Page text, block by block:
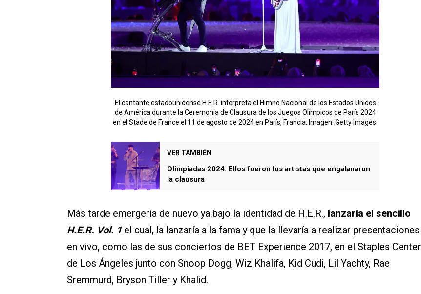
El cantante estadounidense H.E.R. interpreta el Himno Nacional de los Estados Unidos
de América durante la Ceremonia de Clausura de los Juegos Olímpicos de París 2024
en el Stade de France el 11 de agosto de 2024 en París, Francia. Imagen: Getty Images.
VER TAMBIÉN
Olimpiadas 2024: Ellos fueron los artistas que engalanaron
la clausura
Más tarde emergería de nuevo ya bajo la identidad de H.E.R., lanzaría el sencillo
H.E.R. Vol. 1el cual, la lanzaría a la fama y que la llevaría a realizar presentaciones
en vivo, como las de sus conciertos de BET Experience 2017, en el Staples Center
de Los Ángeles junto con Snoop Dogg, Wiz Khalifa, Kid Cudi, Lil Yachty, Rae
Sremmurd, Bryson Tiller y Khalid.